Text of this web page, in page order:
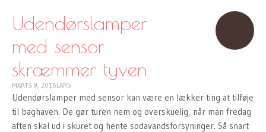
CONTENT
Udendørslamper
med sensor
skræmmer tyven
MARTS 9, 2016LARS
Udendørslamper med sensor kan være en lækker ting at tilføje
til baghaven. De gør turen nem og overskuelig, når man fredag
aften skal ud i skuret og hente sodavandsforsyninger. Så snart